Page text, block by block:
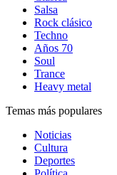
Salsa
Rock clásico
Techno
Años 70
Soul
Trance
Heavy metal
Temas más populares
Noticias
Cultura
Deportes